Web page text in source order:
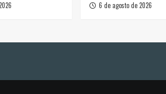
6 de agosto de 2026